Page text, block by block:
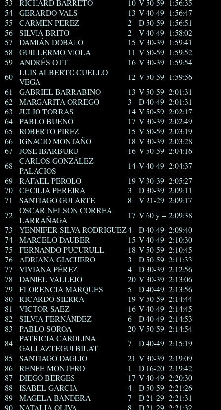
53
RICHARD BARRETO 10 V 50-59 1:56:35
54
GERARDO VALS 13 V 40-49 1:56:47
55
CARMEN PEREZ 2 D 50-59 1:56:51
56
SILVIA BRITO 2 V 40-49 1:58:02
57
DAMIÁN DOBALO 15 V 30-39 1:59:41
58
GUILLERMO VIOLA 11 V 50-59 1:59:52
59
ANDRÉS OTT 16 V 30-39 1:59:54
60
LUIS ALBERTO CUELLO
VEGA
12 V 50-59 1:59:56
61
GABRIEL BARRABINO 13 V 50-59 2:01:31
62
MARGARITA ORREGO 3 D 40-49 2:01:31
63
JULIO TORRAS 14 V 50-59 2:02:17
64
PABLO BUENO 17 V 30-39 2:02:49
65
ROBERTO PIREZ 15 V 50-59 2:03:19
66
IGNACIO MONTAÑO 18 V 30-39 2:03:28
67
JOSE IBARBURU 16 V 50-59 2:04:16
68
CARLOS GONZÁLEZ
PALACIOS
14 V 40-49 2:04:37
69
RAFAEL PEROLO 19 V 30-39 2:05:27
70
CECILIA PEREIRA 3 D 30-39 2:09:11
71
SANTIAGO GULARTE 8 V 21-29 2:09:17
72
OSCAR NELSON CORREA
LARRAÑAGA
17 V 60 y + 2:09:38
73
YENNIFER SILVA RODRIGUEZ4 D 40-49 2:09:40
74
MARCELO DAUBER 15 V 40-49 2:10:30
75
FERNANDO PUCURULL 18 V 50-59 2:10:45
76
ADRIANA GIACHERO 3 D 50-59 2:11:33
77
VIVIANA PÉREZ 4 D 30-39 2:12:56
78
DANIEL VALLEJO 20 V 30-39 2:13:06
79
FLORENCIA MARQUES 5 D 40-49 2:13:56
80
RICARDO SIERRA 19 V 50-59 2:14:44
81
VICTOR SAEZ 16 V 40-49 2:14:45
82
SILVIA FERNÁNDEZ 6 D 40-49 2:14:53
83
PABLO SOROA 20 V 50-59 2:14:54
84
PATRICIA CAROLINA
GALLAZTEGUI BILAT
7 D 40-49 2:15:19
85
SANTIAGO DAGLIO 21 V 30-39 2:19:09
86
RENEE MONTERO 1 D 16-20 2:19:42
87
DIEGO BERGES 17 V 40-49 2:20:30
88
ISABEL GARCIA 4 D 50-59 2:21:26
89
MAGELA BANDERA 7 D 21-29 2:21:31
90
NATALIA OLIVA 8 D 21-29 2:21:32